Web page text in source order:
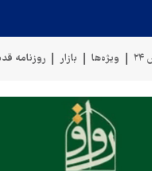
ویژه‌ها بازار روزنامه
عمان سخنگوی